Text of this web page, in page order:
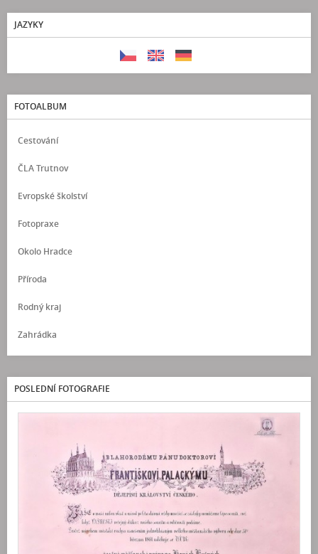
JAZYKY
FOTOALBUM
Cestování
ČLA Trutnov
Evropské školství
Fotopraxe
Okolo Hradce
Příroda
Rodný kraj
Zahrádka
POSLEDNÍ FOTOGRAFIE